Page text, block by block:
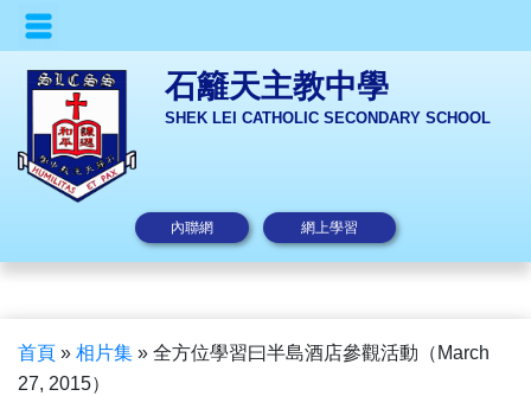
石籬天主教中學
SHEK LEI CATHOLIC SECONDARY SCHOOL
內聯網 網上學習
首頁 » 相片集 » 全方位學習曰半島酒店參觀活動（March
27, 2015）